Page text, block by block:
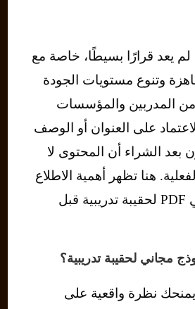
لم يعد قرارًا بسيطًا، خاصة مع
وتنوع مستويات الجودة
المدربين والمؤسسات
على العنوان أو الوصف
الشراء أن المحتوى لا
هنا تظهر أهمية الاطلاع
على نموذج مجاني PDF لحقيبة تدريبية قبل
مجاني لحقيبة تدريبية؟
يمنحك نظرة واقعية على